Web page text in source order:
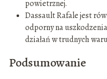
powietrznej.
Dassault Rafale jest
odporny na
działań w trudnych
Podsumowanie